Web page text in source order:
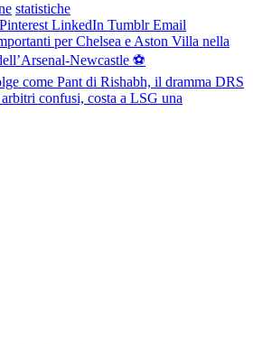
statistiche
Pinterest LinkedIn Tumblr Email
per Chelsea e Aston Villa nella
Newcastle ⚽
come Pant di Rishabh, il dramma DRS
confusi, costa a LSG una